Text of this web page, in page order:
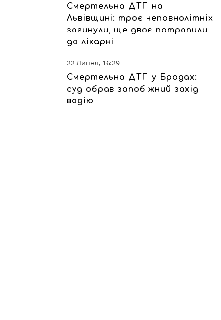
Смертельна ДТП на
Львівщині: троє неповнолітніх
загинули, ще двоє потрапили
до лікарні
22 Липня, 16:29
Смертельна ДТП у Бродах:
суд обрав запобіжний захід
водію